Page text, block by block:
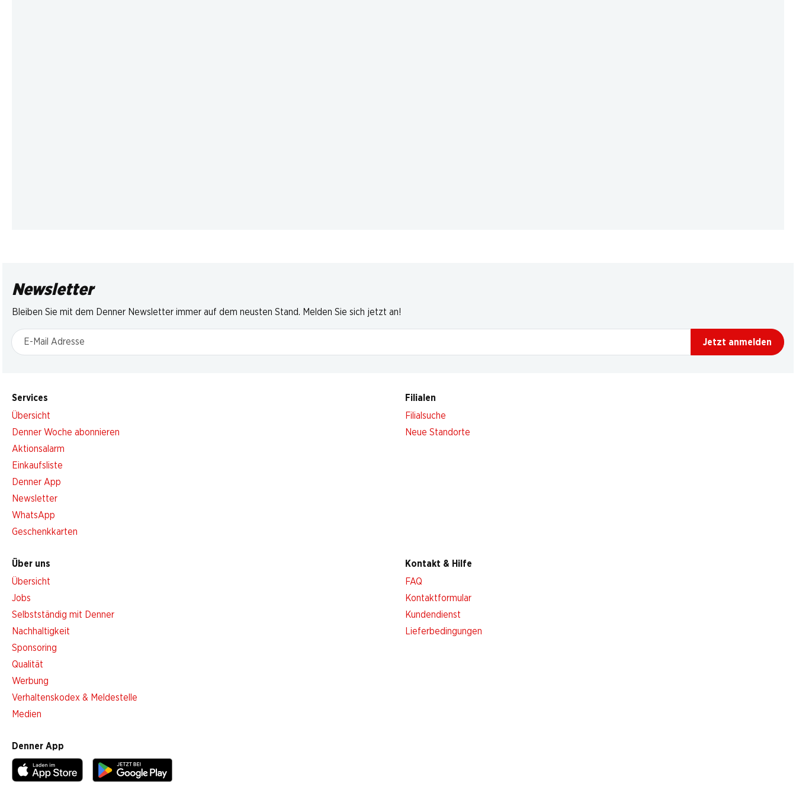
Newsletter
Bleiben Sie mit dem Denner Newsletter immer auf dem neusten Stand. Melden Sie sich jetzt an!
E-Mail Adresse
Jetzt anmelden
Services
Übersicht
Denner Woche abonnieren
Aktionsalarm
Einkaufsliste
Denner App
Newsletter
WhatsApp
Geschenkkarten
Filialen
Filialsuche
Neue Standorte
Über uns
Übersicht
Jobs
Selbstständig mit Denner
Nachhaltigkeit
Sponsoring
Qualität
Werbung
Verhaltenskodex & Meldestelle
Medien
Kontakt & Hilfe
FAQ
Kontaktformular
Kundendienst
Lieferbedingungen
Denner App